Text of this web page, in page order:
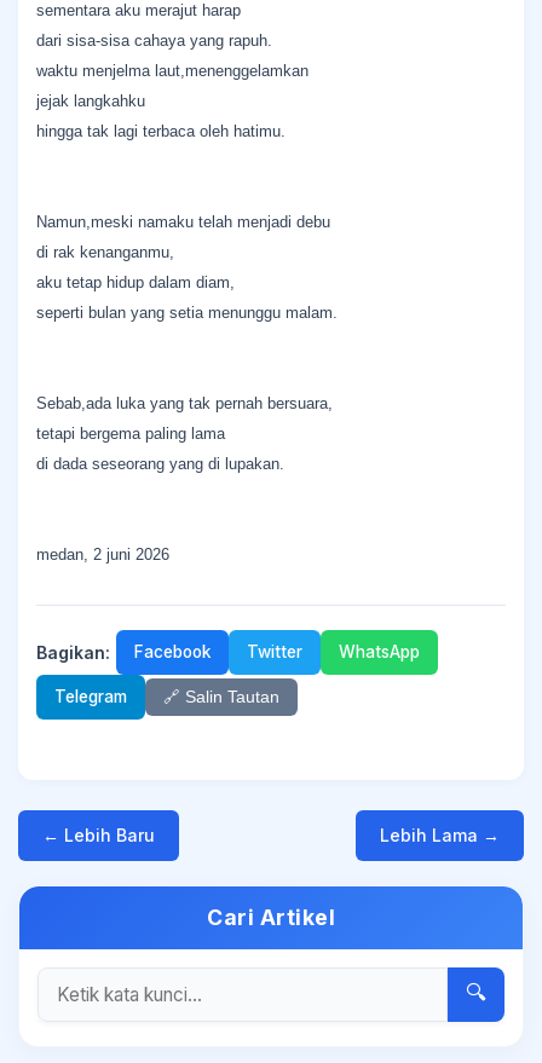
sementara aku merajut harap
dari sisa-sisa cahaya yang rapuh.
waktu menjelma laut,menenggelamkan
jejak langkahku
hingga tak lagi terbaca oleh hatimu.
Namun,meski namaku telah menjadi debu
di rak kenanganmu,
aku tetap hidup dalam diam,
seperti bulan yang setia menunggu malam.
Sebab,ada luka yang tak pernah bersuara,
tetapi bergema paling lama
di dada seseorang yang di lupakan.
medan, 2 juni 2026
Bagikan: Facebook Twitter WhatsApp
Telegram 🔗 Salin Tautan
← Lebih Baru Lebih Lama →
Cari Artikel
🔍